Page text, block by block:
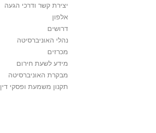
יצירת קשר ודרכי הגעה
אלפון
דרושים
נהלי האוניברסיטה
מכרזים
מידע לשעת חירום
מבקרת האוניברסיטה
תקנון משמעת ופסקי דין